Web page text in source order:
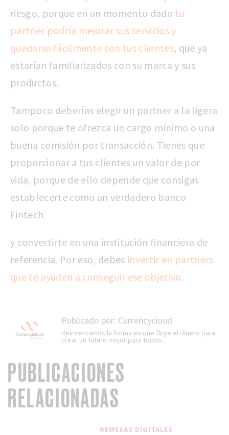
riesgo, porque en un momento dado tu
partner podría mejorar sus servicios y
quedarse fácilmente con tus clientes, que ya
estarían familiarizados con su marca y sus
productos.
Tampoco deberías elegir un partner a la ligera
solo porque te ofrezca un cargo mínimo o una
buena comisión por transacción. Tienes que
proporcionar a tus clientes un valor de por
vida, porque de ello depende que consigas
establecerte como un verdadero banco
Fintech
y convertirte en una institución financiera de
referencia. Por eso, debes invertir en partners
que te ayuden a conseguir ese objetivo.
Publicado por: Currencycloud
Reinventamos la forma en que fluye el dinero para
crear un futuro mejor para todos.
PUBLICACIONES
RELACIONADAS
REMESAS DIGITALES